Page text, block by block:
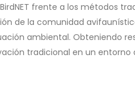
frente a los métodos
de la comunidad
ambiental. Obteniendo
tradicional en un